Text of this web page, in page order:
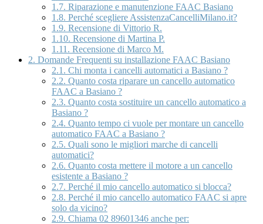
1.7. Riparazione e manutenzione FAAC Basiano
1.8. Perché scegliere AssistenzaCancelliMilano.it?
1.9. Recensione di Vittorio R.
1.10. Recensione di Martina P.
1.11. Recensione di Marco M.
2. Domande Frequenti su installazione FAAC Basiano
2.1. Chi monta i cancelli automatici a Basiano ?
2.2. Quanto costa riparare un cancello automatico
FAAC a Basiano ?
2.3. Quanto costa sostituire un cancello automatico a
Basiano ?
2.4. Quanto tempo ci vuole per montare un cancello
automatico FAAC a Basiano ?
2.5. Quali sono le migliori marche di cancelli
automatici?
2.6. Quanto costa mettere il motore a un cancello
esistente a Basiano ?
2.7. Perché il mio cancello automatico si blocca?
2.8. Perché il mio cancello automatico FAAC si apre
solo da vicino?
2.9. Chiama 02 89601346 anche per: